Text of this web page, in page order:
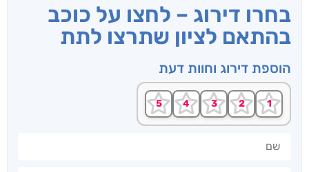
בחרו דירוג – לחצו על כוכב
בהתאם לציון שתרצו לתת
הוספת דירוג וחוות דעת